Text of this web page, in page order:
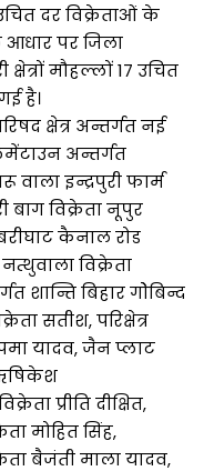
दर विक्रेताओं के
पर जिला
मौहल्लों 17 उचित
है।
क्षेत्र अन्तर्गत नई
अन्तर्गत
इन्द्रपुरी फार्म
बाग विक्रेता नूपुर
कैनाल रोड
विक्रेता
शान्ति बिहार गोेबिन्द
सतीश, परिक्षेत्र
यादव, जैन प्लाट
ऋषिकेश
प्रीति दीक्षित,
मोहित सिंह,
बैजंती माला यादव,